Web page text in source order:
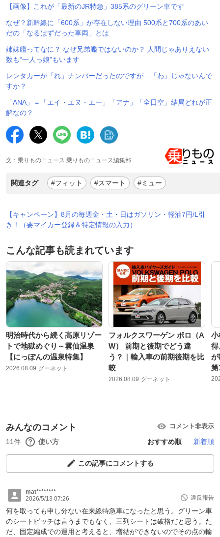
【画像】これが「最新のJR特急」385系のグリーン車です
なぜ？新幹線に「600系」が存在しない理由 500系と700系のあい
だの「なるはずだった車両」とは
姉妹艦ってなに？ なぜ兄弟艦ではないのか？ 人間じゃありえない
数も“一人っ娘”もいます
レンタカーが「れ」ナンバーだったのですが…「わ」じゃないんで
すか？
「ANA」＝「エイ・エヌ・エー」「アナ」「全日空」結局どれが正
解なの？
文：乗りものニュース 乗りものニュース編集部
関連タグ #フィット #スマート #ミュー
【キャンペーン】8月の毎週金・土・日はガソリン・軽油7円/L引
き！（要マイカー登録＆特定情報の入力）
こんな記事も読まれています
明治時代から続く高原リゾー
トで地獄めぐり～雲仙温泉
【にっぽんの温泉特集】
2026.08.09 グーネット
フォルクスワーゲン ポロ（A
W） 前期と後期でどう違
う？｜輸入車の前期後期を比
較
2026.08.09 グーネット
小
得
が
第
みんなのコメント コメント非表示
11件 使い方 おすすめ順 新着順
この記事にコメントする
mat********
2026/5/13 07:26
違反報告
何を取っても申し分ない在来線特急車になったと思う。グリーン車
のシートピッチは言うまでもなく、三列シートは破格だと思う。た
だ、固定編成での運用と考えると、増結ができないのでその点の輸